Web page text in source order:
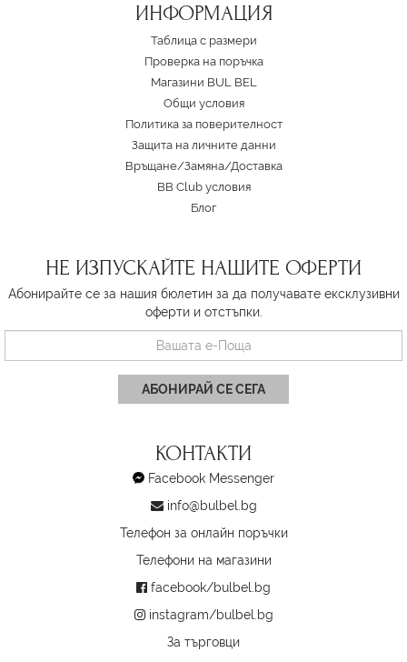
ИНФОРМАЦИЯ
Таблица с размери
Проверка на поръчка
Магазини BUL BEL
Oбщи условия
Политика за поверителност
Защита на личните данни
Връщане/Замяна/Доставка
BB Club условия
Блог
НЕ ИЗПУСКАЙТЕ НАШИТЕ ОФЕРТИ
Абонирайте се за нашия бюлетин за да получавате ексклузивни
оферти и отстъпки.
АБОНИРАЙ СЕ СЕГА
КОНТАКТИ
Facebook Messenger
info@bulbel.bg
Телефон за онлайн поръчки
Телефони на магазини
facebook/bulbel.bg
instagram/bulbel.bg
За търговци